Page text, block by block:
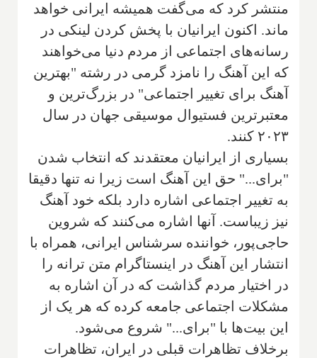
منتشر کرد که می‌گفت همیشه ایرانی خواهد
ماند. اکنون ایرانیان با پخش کردن لینکی در
رسانه‌های اجتماعی از مردم دنیا می‌خواهند
که این آهنگ را نامزد گرمی در رشته "بهترین
آهنگ برای تغییر اجتماعی" در بزرگ‌ترین و
معتبرترین فستیوال موسیقی جهان در سال
۲۰۲۳ کنند.
بسیاری از ایرانیان معتقدند که انتخاب شدن
"برای..." حق این آهنگ است زیرا نه تنها دقیقا
به تغییر اجتماعی اشاره دارد بلکه خود آهنگ
نیز زیباست. آنها اشاره می‌کنند که شروین
حاجی‌پور، خواننده سرشناس ایرانی، همراه با
انتشار این آهنگ در اینستاگرام متن ترانه را
در اختیار مردم گذاشت که در آن اشاره به
مشکلات اجتماعی جامعه کرده که هر یک از
این بیت‌ها با "برای..." شروع می‌شود.
برخلاف تظاهرات قبلی در ایران، تظاهرات